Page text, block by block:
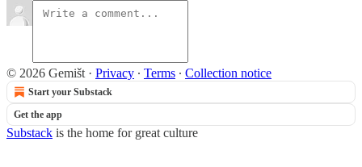
© 2026 Gemišt · Privacy ∙ Terms ∙ Collection notice
Start your Substack
Get the app
Substack is the home for great culture